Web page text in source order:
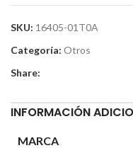
SKU: 16405-01T0A
Categoría: Otros
Share:
INFORMACIÓN
MARCA